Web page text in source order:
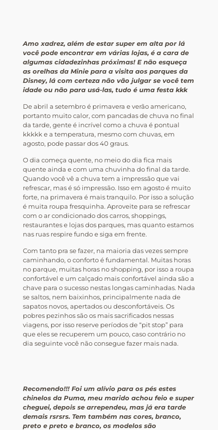
Amo xadrez, além de estar super em alta por lá
você pode encontrar em várias lojas, é a cara de
algumas cidadezinhas próximas! E não esqueça
as orelhas da Minie para a visita aos parques da
Disney, lá com certeza não vão julgar se você tem
idade ou não para usá-las, tudo é uma festa kkk
De abril a setembro é primavera e verão americano,
portanto muito calor, com pancadas de chuva no final
da tarde, gente é incrível como a chuva é pontual
kkkkk e a temperatura, mesmo com chuvas, em
agosto, pode passar dos 40 graus.
O dia começa quente, no meio do dia fica mais
quente ainda e com uma chuvinha do final da tarde.
Quando você vê a chuva tem a impressão que vai
refrescar, mas é só impressão. Isso em agosto é muito
forte, na primavera é mais tranquilo. Por isso a solução
é muita roupa fresquinha. Aproveite para se refrescar
com o ar condicionado dos carros, shoppings,
restaurantes e lojas dos parques, mas quanto estamos
nas ruas respire fundo e siga em frente.
Com tanto pra se fazer, na maioria das vezes sempre
caminhando, o conforto é fundamental. Muitas horas
no parque, muitas horas no shopping, por isso a roupa
confortável e um calçado mais confortável ainda são a
chave para o sucesso nestas longas caminhadas. Nada
se saltos, nem baixinhos, principalmente nada de
sapatos novos, apertados ou desconfortáveis. Os
pobres pezinhos são os mais sacrificados nessas
viagens, por isso reserve períodos de “pit stop” para
que eles se recuperem um pouco, caso contrário no
dia seguinte você não consegue fazer mais nada.
Recomendo!!! Foi um alívio para os pés estes
chinelos da Puma, meu marido achou feio e super
cheguei, depois se arrependeu, mas já era tarde
demais rsrsrs. Tem também nas cores, branco,
preto e preto e branco, os modelos são